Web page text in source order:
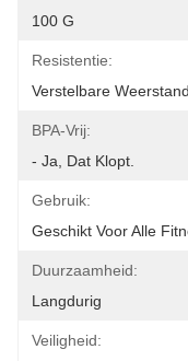
100 G
Resistentie:
Verstelbare
BPA-Vrij:
- Ja, Dat Klopt.
Gebruik:
Geschikt Voor Alle
Duurzaamheid:
Langdurig
Veiligheid: